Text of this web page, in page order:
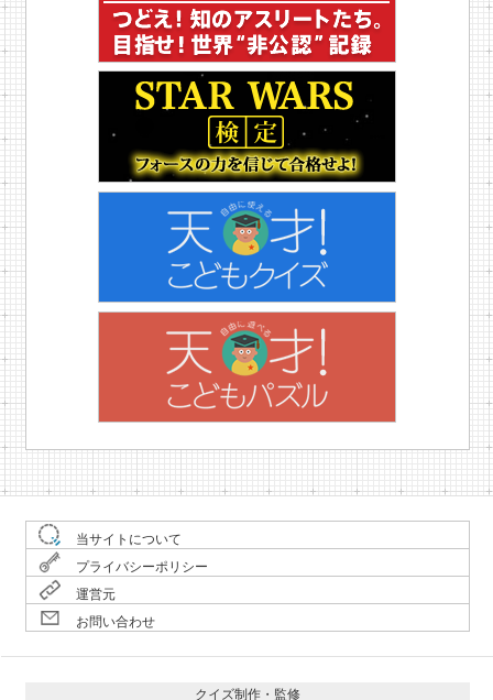
当サイトについて
プライバシーポリシー
運営元
お問い合わせ
クイズ制作・監修